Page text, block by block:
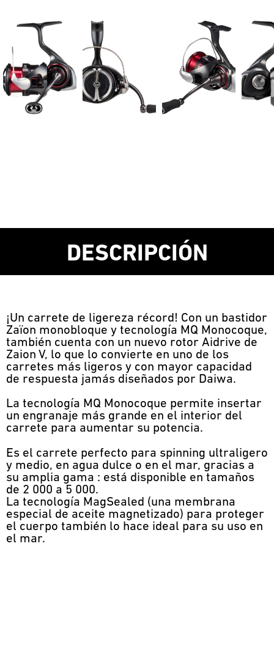
DESCRIPCIÓN
¡Un carrete de ligereza récord! Con un bastidor
Zaïon monobloque y tecnología MQ Monocoque,
también cuenta con un nuevo rotor Aidrive de
Zaion V, lo que lo convierte en uno de los
carretes más ligeros y con mayor capacidad
de respuesta jamás diseñados por Daiwa.
La tecnología MQ Monocoque permite insertar
un engranaje más grande en el interior del
carrete para aumentar su potencia.
Es el carrete perfecto para spinning ultraligero
y medio, en agua dulce o en el mar, gracias a
su amplia gama : está disponible en tamaños
de 2 000 a 5 000.
La tecnología MagSealed (una membrana
especial de aceite magnetizado) para proteger
el cuerpo también lo hace ideal para su uso en
el mar.